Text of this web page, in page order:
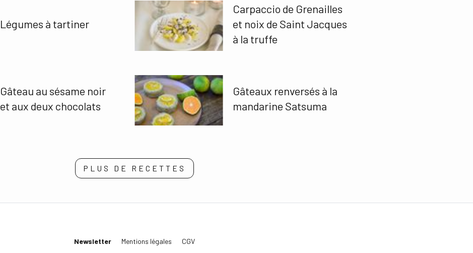
Légumes à tartiner
Carpaccio de Grenailles
et noix de Saint Jacques
à la truffe
Gâteau au sésame noir
et aux deux chocolats
Gâteaux renversés à la
mandarine Satsuma
PLUS DE RECETTES
Newsletter Mentions légales CGV